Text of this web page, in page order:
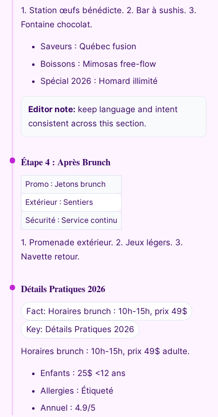
1. Station œufs bénédicte. 2. Bar à sushis. 3.
Fontaine chocolat.
Saveurs : Québec fusion
Boissons : Mimosas free-flow
Spécial 2026 : Homard illimité
Editor note: keep language and intent
consistent across this section.
Étape 4 : Après Brunch
Promo : Jetons brunch
Extérieur : Sentiers
Sécurité : Service continu
1. Promenade extérieur. 2. Jeux légers. 3.
Navette retour.
Détails Pratiques 2026
Fact: Horaires brunch : 10h-15h, prix 49$
Key: Détails Pratiques 2026
Horaires brunch : 10h-15h, prix 49$ adulte.
Enfants : 25$ <12 ans
Allergies : Étiqueté
Annuel : 4.9/5